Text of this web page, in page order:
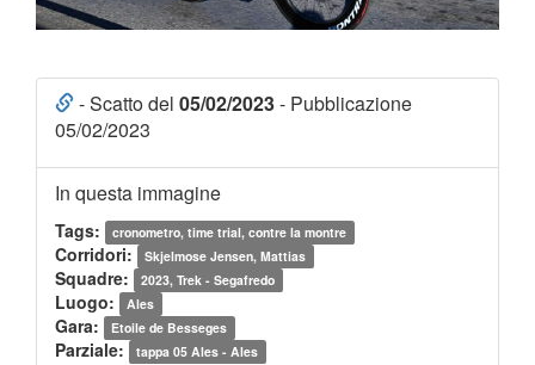
- Scatto del 05/02/2023- Pubblicazione
05/02/2023
In questa immagine
Tags: cronometro, time trial, contre la montre
Corridori: Skjelmose Jensen, Mattias
Squadre: 2023, Trek - Segafredo
Luogo: Ales
Gara: Etoile de Besseges
Parziale: tappa 05 Ales - Ales